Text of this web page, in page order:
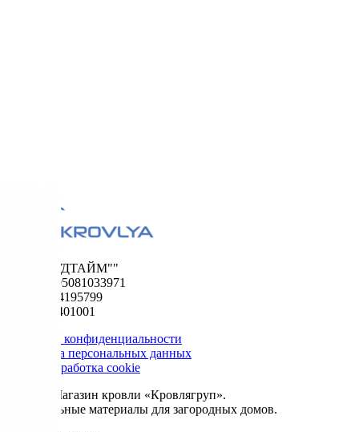
ООО "ФУДТАЙМ""
ОГРН 1195081033971
ИНН 5024195799
КПП 502401001
Политика конфиденциальности
Обработка персональных данных
Сбор и обработка cookie
© 2026. Магазин кровли «Кровлягруп».
Строительные материалы для загородных домов.